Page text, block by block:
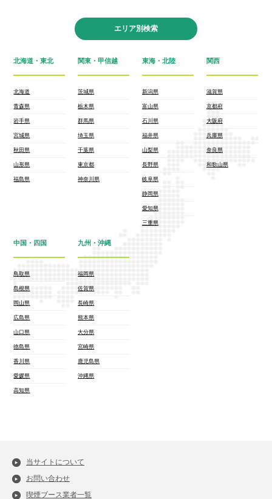
エリア別検索
北海道・東北
北海道
青森県
岩手県
宮城県
秋田県
山形県
福島県
関東・甲信越
茨城県
栃木県
群馬県
埼玉県
千葉県
東京都
神奈川県
東海・北陸
新潟県
富山県
石川県
福井県
山梨県
長野県
岐阜県
静岡県
愛知県
三重県
関西
滋賀県
京都府
大阪府
兵庫県
奈良県
和歌山県
中国・四国
鳥取県
島根県
岡山県
広島県
山口県
徳島県
香川県
愛媛県
高知県
九州・沖縄
福岡県
佐賀県
長崎県
熊本県
大分県
宮崎県
鹿児島県
沖縄県
当サイトについて
お問い合わせ
喫煙ブース業者一覧